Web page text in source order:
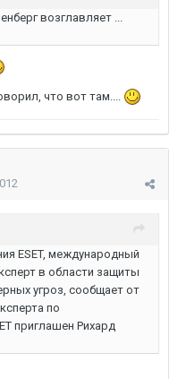
возглавляет ...
что вот там....
ESET, международный
в области защиты
угроз, сообщает от
по
приглашен Рихард